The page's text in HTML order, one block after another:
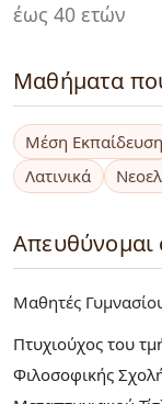
έως 40 ετών
Μαθήματα
Μέση Εκπαίδευση
Λατινικά
Απευθύνομαι
Μαθητές
Πτυχιούχος του
Φιλοσοφικής